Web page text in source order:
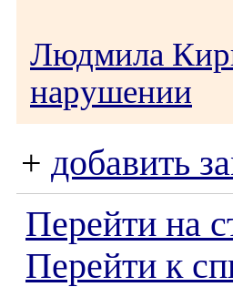
Людмила
нарушении
+ добавить
Перейти на
Перейти к